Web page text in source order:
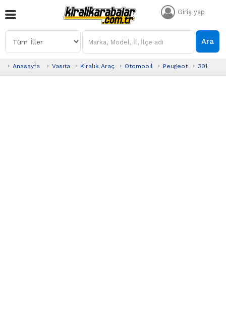
Giriş yap
Ara
Anasayfa Vasıta Kiralık Araç Otomobil Peugeot 301